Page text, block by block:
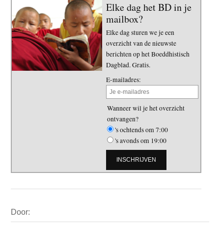
Elke dag het BD in je
mailbox?
Elke dag sturen we je een
overzicht van de nieuwste
berichten op het Boeddhistisch
Dagblad. Gratis.
E-mailadres:
Wanneer wil je het overzicht
ontvangen?
's ochtends om 7:00
's avonds om 19:00
Sidebar
Door: